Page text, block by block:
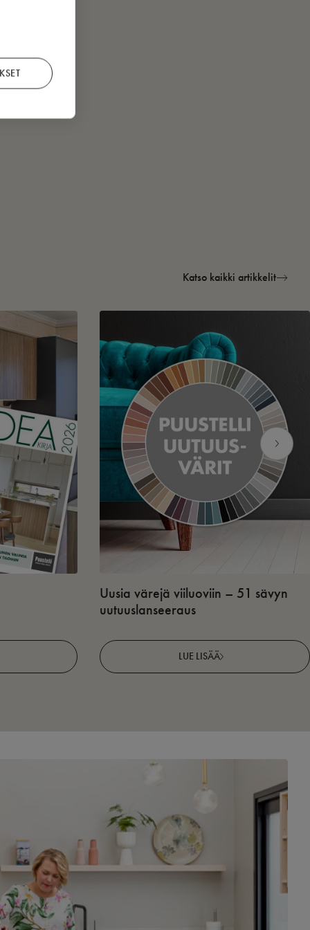
Katso kaikki artikkelit
Uusia värejä viiluoviin – 51 sävyn
uutuuslanseeraus
LUE LISÄÄ